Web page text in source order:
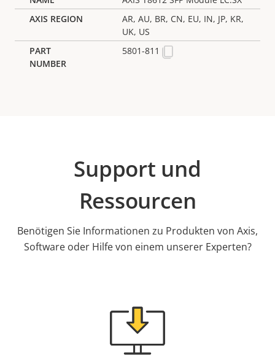
AR, AU, BR, CN, EU, IN, JP, KR,
UK, US
5801-811
Support und
Ressourcen
Benötigen Sie Informationen zu Produkten von Axis,
Software oder Hilfe von einem unserer Experten?